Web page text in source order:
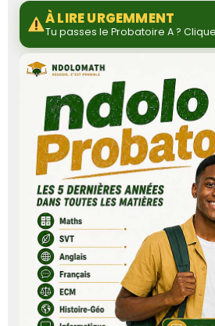
À LIRE URGEMMENT
Tu passes le Probatoire A ?